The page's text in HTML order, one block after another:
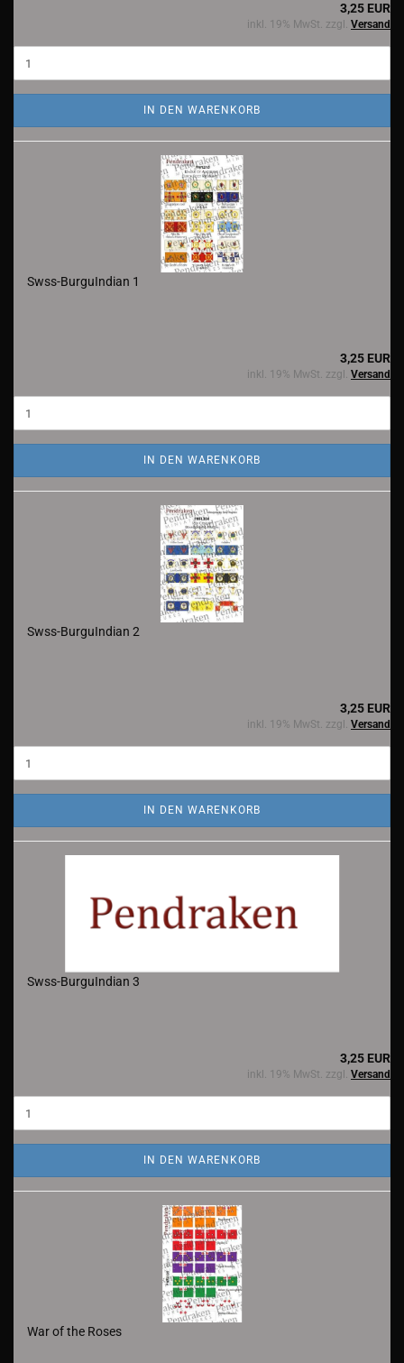
3,25 EUR
inkl. 19% MwSt. zzgl. Versand
IN DEN WARENKORB
Swss-BurguIndian 1
3,25 EUR
inkl. 19% MwSt. zzgl. Versand
IN DEN WARENKORB
Swss-BurguIndian 2
3,25 EUR
inkl. 19% MwSt. zzgl. Versand
IN DEN WARENKORB
Swss-BurguIndian 3
3,25 EUR
inkl. 19% MwSt. zzgl. Versand
IN DEN WARENKORB
War of the Roses